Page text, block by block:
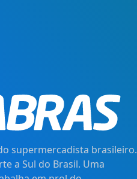
supermercadista brasileiro.
a Sul do Brasil. Uma